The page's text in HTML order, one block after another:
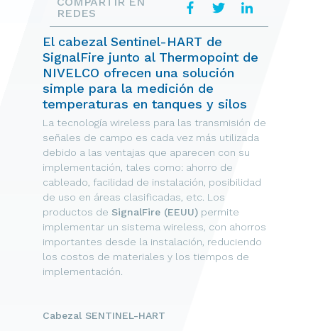
REDES
El cabezal Sentinel-HART de
SignalFire junto al Thermopoint de
NIVELCO ofrecen una solución
simple para la medición de
temperaturas en tanques y silos
La tecnología wireless para las transmisión de
señales de campo es cada vez más utilizada
debido a las ventajas que aparecen con su
implementación, tales como: ahorro de
cableado, facilidad de instalación, posibilidad
de uso en áreas clasificadas, etc. Los
productos de SignalFire (EEUU)permite
implementar un sistema wireless, con ahorros
importantes desde la instalación, reduciendo
los costos de materiales y los tiempos de
implementación.
Cabezal SENTINEL-HART